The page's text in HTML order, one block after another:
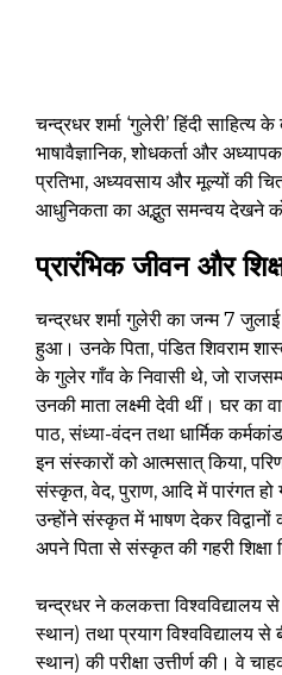
चन्द्रधर शर्मा ‘गुलेरी’ हिंदी साहित्य
भाषावैज्ञानिक, शोधकर्ता और
प्रतिभा, अध्यवसाय और मूल्यों की
आधुनिकता का अद्भुत समन्वय देखने
प्रारंभिक जीवन और
चन्द्रधर शर्मा गुलेरी का जन्म 7
हुआ। उनके पिता, पंडित शिवराम
के गुलेर गाँव के निवासी थे, जो
उनकी माता लक्ष्मी देवी थीं। घर का
पाठ, संध्या-वंदन तथा धार्मिक
इन संस्कारों को आत्मसात् किया,
संस्कृत, वेद, पुराण, आदि में पारंगत
उन्होंने संस्कृत में भाषण देकर
अपने पिता से संस्कृत की गहरी शिक्षा
चन्द्रधर ने कलकत्ता विश्वविद्यालय
स्थान) तथा प्रयाग विश्वविद्यालय
स्थान) की परीक्षा उत्तीर्ण की। वे